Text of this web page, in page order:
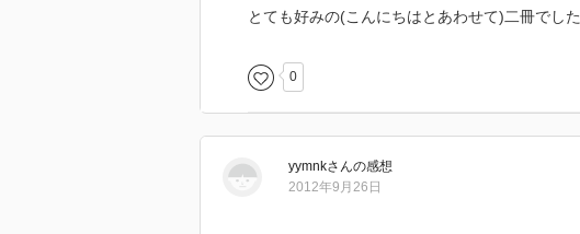
とても好みの(こんにちはとあわせて)二冊でした
0
yymnkさんの感想
2012年9月26日